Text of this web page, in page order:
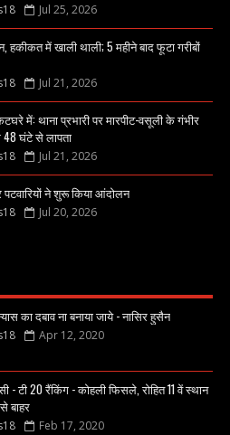
Jul 25, 2026
हकीकत में खाली थाली; 5 महीने बाद फूटा गरीबों
Jul 21, 2026
में: थाना प्रभारी पर मारपीट-वसूली के गंभीर
48 घंटे से लापता
Jul 21, 2026
पटवारियों ने शुरू किया आंदोलन
Jul 20, 2026
का दबाव ना बनाया जाये - नासिर हुसैन
Apr 12, 2020
- टी 20 रैंकिंग - कोहली फिसले, रोहित 11 वें स्थान
बाहर
Feb 17, 2020